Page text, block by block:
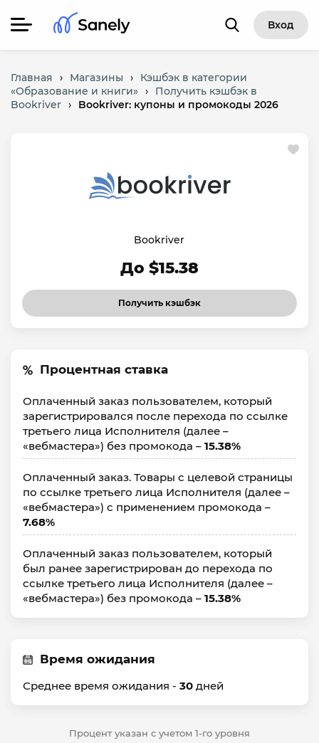
Вход
Главная › Магазины ›
Кэшбэк в категории
«Образование и книги» ›
Получить кэшбэк в
Bookriver › Bookriver: купоны и промокоды 2026
Bookriver
До $15.38
Получить кэшбэк
Процентная ставка
Оплаченный заказ пользователем, который
зарегистрировался после перехода по ссылке
третьего лица Исполнителя (далее –
«вебмастера») без промокода – 15.38%
Оплаченный заказ. Товары с целевой страницы
по ссылке третьего лица Исполнителя (далее –
«вебмастера») с применением промокода –
7.68%
Оплаченный заказ пользователем, который
был ранее зарегистрирован до перехода по
ссылке третьего лица Исполнителя (далее –
«вебмастера») без промокода – 15.38%
Время ожидания
Среднее время ожидания - 30 дней
Процент указан с учетом 1-го уровня